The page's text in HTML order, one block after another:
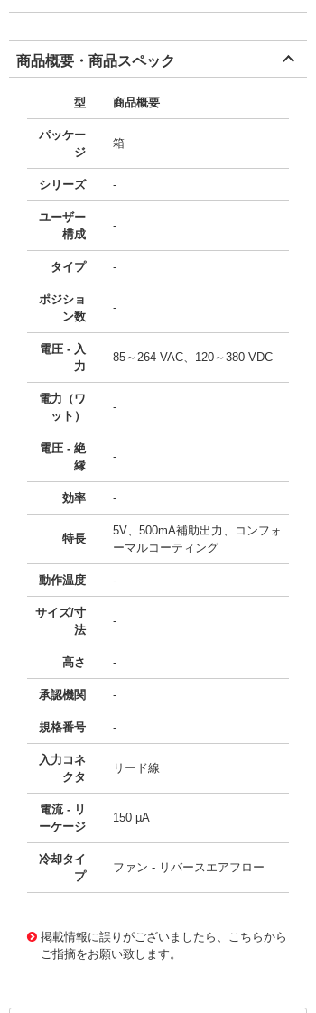
商品概要・商品スペック
型 商品概要
パッケー
ジ
箱
シリーズ -
ユーザー
構成
-
タイプ -
ポジショ
ン数
-
電圧 - 入
力
85～264 VAC、120～380 VDC
電力（ワ
ット）
-
電圧 - 絶
縁
-
効率 -
特長
5V、500mA補助出力、コンフォ
ーマルコーティング
動作温度 -
サイズ/寸
法
-
高さ -
承認機関 -
規格番号 -
入力コネ
クタ
リード線
電流 - リ
ーケージ
150 µA
冷却タイ
プ
ファン - リバースエアフロー
掲載情報に誤りがございましたら、こちらから
ご指摘をお願い致します。